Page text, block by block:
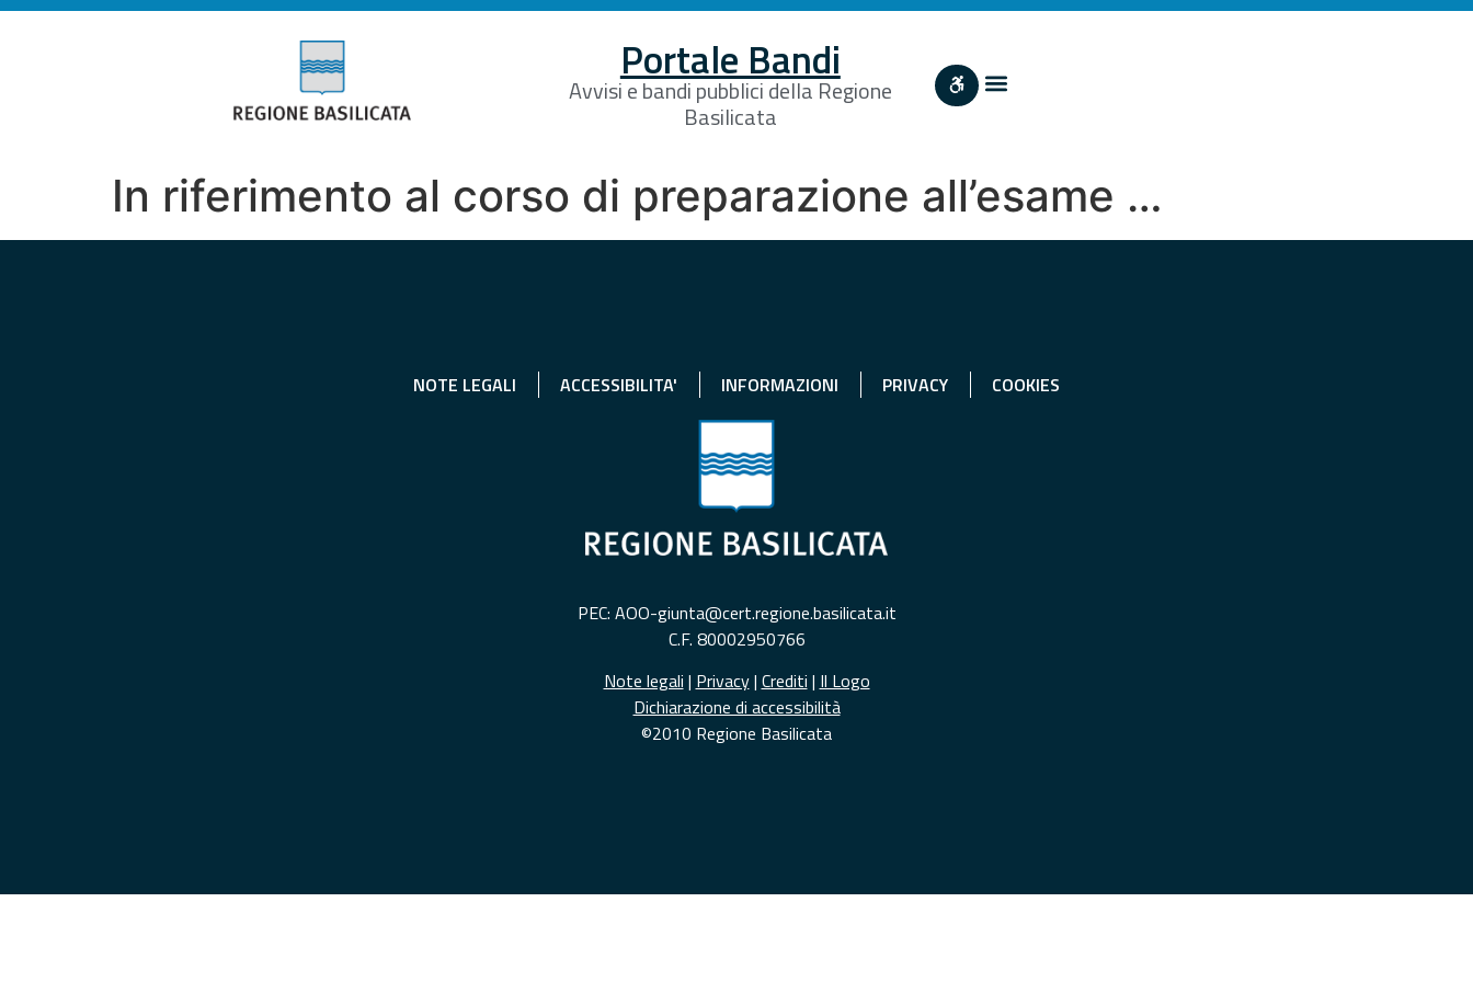
Portale Bandi
Avvisi e bandi pubblici della Regione
Basilicata
In riferimento al corso di preparazione all’esame …
NOTE LEGALI ACCESSIBILITA' INFORMAZIONI PRIVACY COOKIES
PEC: AOO-giunta@cert.regione.basilicata.it
C.F. 80002950766
Note legali | Privacy| Crediti | Il Logo
Dichiarazione di accessibilità
©2010 Regione Basilicata